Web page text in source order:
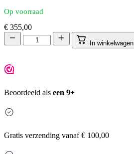
Op voorraad
€ 355,00
In winkelwagen
Beoordeeld als een 9+
Gratis verzending vanaf € 100,00